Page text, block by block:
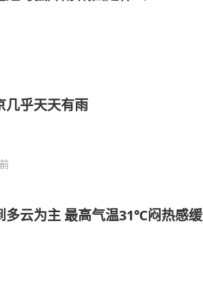
几乎天天有雨
多云为主 最高气温31℃闷热感缓